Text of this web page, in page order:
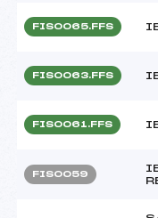
FIS0065.FFS
FIS0063.FFS
FIS0061.FFS
FIS0059